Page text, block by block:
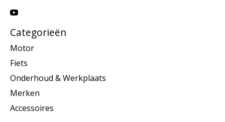
Categorieën
Motor
Fiets
Onderhoud & Werkplaats
Merken
Accessoires